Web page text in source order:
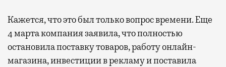
Кажется, что это был только вопрос времени. Еще
4 марта компания заявила, что полностью
остановила поставку товаров, работу онлайн-
магазина, инвестиции в рекламу и поставила